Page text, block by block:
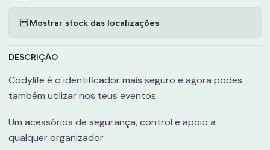
Mostrar stock das localizações
DESCRIÇÃO
Codylife é o identificador mais seguro e agora podes
também utilizar nos teus eventos.
Um acessórios de segurança, control e apoio a
qualquer organizador